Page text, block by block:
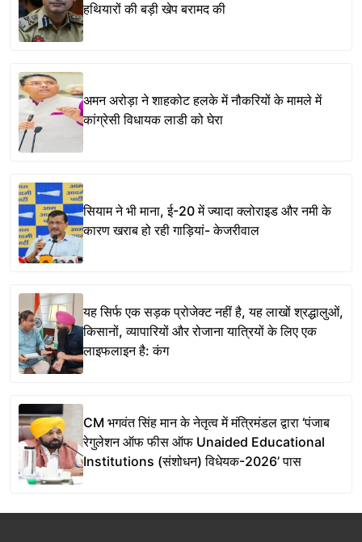
हथियारों की बड़ी खेप बरामद की
अमन अरोड़ा ने शाहकोट हलके में नौकरियों के मामले में
कांग्रेसी विधायक लाडी को घेरा
सियाम ने भी माना, ई-20 में ज्यादा क्लोराइड और नमी के
कारण खराब हो रही गाड़ियां- केजरीवाल
यह सिर्फ एक सड़क प्रोजेक्ट नहीं है, यह लाखों श्रद्धालुओं,
किसानों, व्यापारियों और रोजाना यात्रियों के लिए एक
लाइफलाइन है: कंग
CM भगवंत सिंह मान के नेतृत्व में मंत्रिमंडल द्वारा ‘पंजाब
रेगुलेशन ऑफ फीस ऑफ Unaided Educational
Institutions (संशोधन) विधेयक-2026’ पास